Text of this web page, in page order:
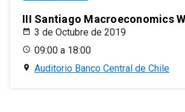
III Santiago Macroeconomics
3 de Octubre de 2019
09:00 a 18:00
Auditorio Banco Central de Chile